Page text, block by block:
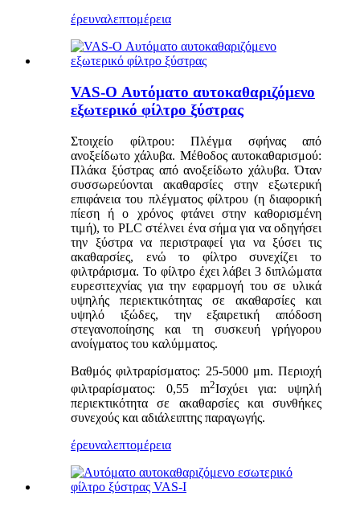
έρευναλεπτομέρεια
VAS-O Αυτόματο αυτοκαθαριζόμενο
εξωτερικό φίλτρο ξύστρας
Στοιχείο φίλτρου: Πλέγμα σφήνας από
ανοξείδωτο χάλυβα. Μέθοδος αυτοκαθαρισμού:
Πλάκα ξύστρας από ανοξείδωτο χάλυβα. Όταν
συσσωρεύονται ακαθαρσίες στην εξωτερική
επιφάνεια του πλέγματος φίλτρου (η διαφορική
πίεση ή ο χρόνος φτάνει στην καθορισμένη
τιμή), το PLC στέλνει ένα σήμα για να οδηγήσει
την ξύστρα να περιστραφεί για να ξύσει τις
ακαθαρσίες, ενώ το φίλτρο συνεχίζει το
φιλτράρισμα. Το φίλτρο έχει λάβει 3 διπλώματα
ευρεσιτεχνίας για την εφαρμογή του σε υλικά
υψηλής περιεκτικότητας σε ακαθαρσίες και
υψηλό ιξώδες, την εξαιρετική απόδοση
στεγανοποίησης και τη συσκευή γρήγορου
ανοίγματος του καλύμματος.
Βαθμός φιλτραρίσματος: 25-5000 μm. Περιοχή
φιλτραρίσματος: 0,55 m2Ισχύει για: υψηλή
περιεκτικότητα σε ακαθαρσίες και συνθήκες
συνεχούς και αδιάλειπτης παραγωγής.
έρευναλεπτομέρεια